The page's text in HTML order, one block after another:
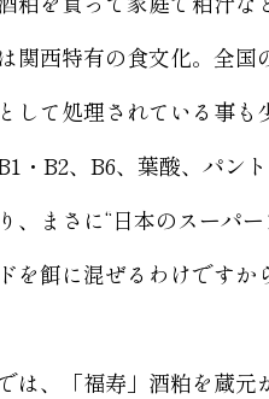
関西特有の食文化。全
して処理されている事
・B2、B6、葉酸、パン
、まさに“日本のスーパ
を餌に混ぜるわけです
、「福寿」酒粕を蔵元